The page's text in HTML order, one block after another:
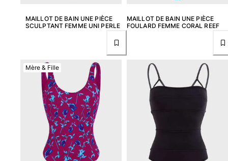
Tous les articles
Short de bain
Bébé
Classique
Classique stretch
Classique ultra-léger
Brodés Edition Numérotée
T-Shirts Anti UV
Maillots de Bain magiques
MAILLOT DE BAIN UNE PIÈCE
SCULPTANT FEMME UNI PERLE
MAILLOT DE BAIN UNE PIÈCE
FOULARD FEMME CORAL REEF
Mère & Fille